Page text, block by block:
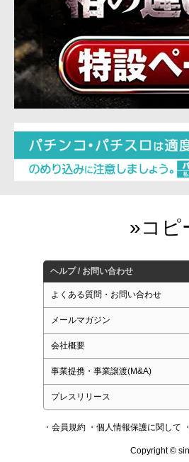
ヘルプ / お問い合わせ
よくある質問・お問い合わせ
メールマガジン
会社概要
事業提携・事業譲渡(M&A)
プレスリリース
・会員規約 ・個人情報保護に関して
Copyright ©